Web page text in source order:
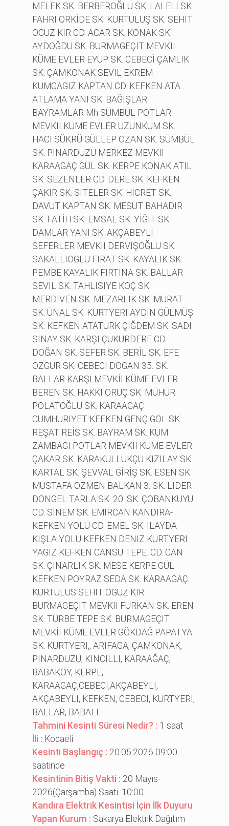
MELEK SK. BERBEROĞLU SK. LALELİ SK.
FAHRI ORKİDE SK. KURTULUŞ SK. SEHIT
OGUZ KIR CD. ACAR SK. KONAK SK.
AYDOĞDU SK. BURMAGEÇIT MEVKII
KÜME EVLER EYÜP SK. CEBECİ ÇAMLIK
SK. ÇAMKONAK SEVİL EKREM
KUMCAGIZ KAPTAN CD. KEFKEN ATA
ATLAMA YANI SK. BAĞIŞLAR
BAYRAMLAR Mh SÜMBÜL POTLAR
MEVKII KÜME EVLER UZUNKUM SK.
HACI SÜKRÜ GÜLLEP OZAN SK. SÜMBÜL
SK. PINARDÜZÜ MERKEZ MEVKII
KARAAGAÇ GÜL SK. KERPE KONAK ATIL
SK. SEZENLER CD. DERE SK. KEFKEN
ÇAKIR SK. SİTELER SK. HİCRET SK.
DAVUT KAPTAN SK. MESUT BAHADIR
SK. FATİH SK. EMSAL SK. YİĞİT SK.
DAMLAR YANI SK. AKÇABEYLI
SEFERLER MEVKII DERVİŞOĞLU SK.
SAKALLIOGLU FIRAT SK. KAYALIK SK.
PEMBE KAYALIK FIRTINA SK. BALLAR
SEVİL SK. TAHLISIYE KOÇ SK.
MERDİVEN SK. MEZARLIK SK. MURAT
SK. ÜNAL SK. KURTYERI AYDIN GÜLMÜŞ
SK. KEFKEN ATATÜRK ÇİĞDEM SK. SADİ
SINAY SK. KARŞI ÇUKURDERE CD.
DOĞAN SK. SEFER SK. BERİL SK. EFE
ÖZGÜR SK. CEBECI DOGAN 35. SK.
BALLAR KARŞI MEVKİİ KÜME EVLER
BEREN SK. HAKKI ORUÇ SK. MÜHÜR
POLATOĞLU SK. KARAAGAÇ
CUMHURIYET KEFKEN GENÇ GÖL SK.
REŞAT REİS SK. BAYRAM SK. KUM
ZAMBAGI POTLAR MEVKİİ KÜME EVLER
ÇAKAR SK. KARAKULLUKÇU KIZILAY SK.
KARTAL SK. ŞEVVAL GİRİŞ SK. ESEN SK.
MUSTAFA ÖZMEN BALKAN 3. SK. LIDER
DÖNGEL TARLA SK. 20. SK. ÇOBANKUYU
CD. SİNEM SK. EMIRCAN KANDIRA-
KEFKEN YOLU CD. EMEL SK. ILAYDA
KIŞLA YOLU KEFKEN DENIZ KURTYERI
YAGIZ KEFKEN CANSU TEPE. CD. CAN
SK. ÇINARLIK SK. MESE KERPE GÜL
KEFKEN POYRAZ SEDA SK. KARAAGAÇ
KURTULUS SEHIT OGUZ KIR
BURMAGEÇIT MEVKII FURKAN SK. EREN
SK. TÜRBE TEPE SK. BURMAGEÇİT
MEVKİİ KÜME EVLER GÖKDAĞ PAPATYA
SK. KURTYERI,, ARIFAGA, ÇAMKONAK,
PINARDÜZÜ, KINCILLI, KARAAĞAÇ,
BABAKÖY, KERPE,
KARAAGAÇ,CEBECI,AKÇABEYLI,
AKÇABEYLİ, KEFKEN, CEBECİ, KURTYERİ,
BALLAR, BABALI
Tahmini Kesinti Süresi Nedir? : 1 saat
İli : Kocaeli
Kesinti Başlangıç : 20.05.2026 09:00
saatinde
Kesintinin Bitiş Vakti : 20 Mayıs-
2026(Çarşamba) Saati :10:00
Kandıra Elektrik Kesintisi İçin İlk Duyuru
Yapan Kurum : Sakarya Elektrik Dağıtım